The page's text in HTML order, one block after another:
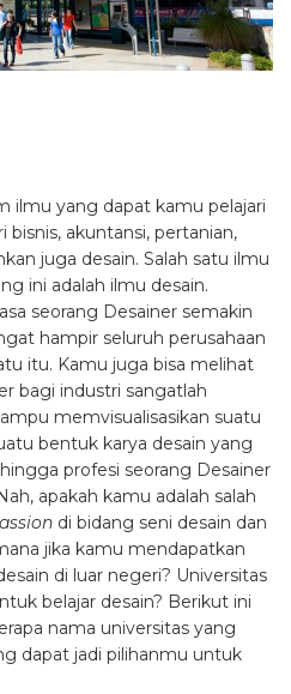
ilmu yang dapat kamu pelajari
bisnis, akuntansi, pertanian,
juga desain. Salah satu ilmu
ini adalah ilmu desain.
seorang Desainer semakin
hampir seluruh perusahaan
itu. Kamu juga bisa melihat
bagi industri sangatlah
memvisualisasikan suatu
bentuk karya desain yang
profesi seorang Desainer
apakah kamu adalah salah
di bidang seni desain dan
jika kamu mendapatkan
di luar negeri? Universitas
belajar desain? Berikut ini
nama universitas yang
dapat jadi pilihanmu untuk